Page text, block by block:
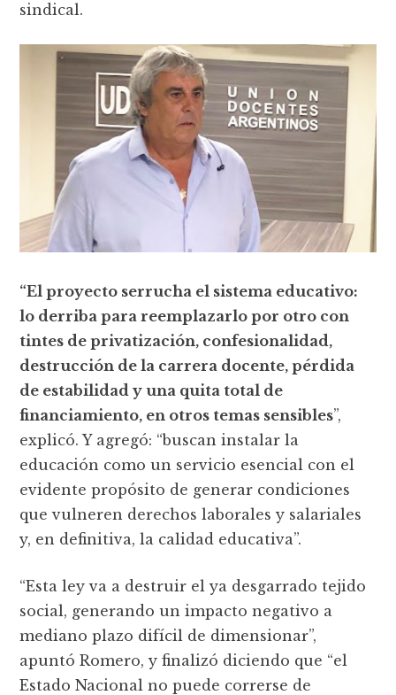
sindical.
“El proyecto serrucha el sistema educativo:
lo derriba para reemplazarlo por otro con
tintes de privatización, confesionalidad,
destrucción de la carrera docente, pérdida
de estabilidad y una quita total de
financiamiento, en otros temas sensibles”,
explicó. Y agregó: “buscan instalar la
educación como un servicio esencial con el
evidente propósito de generar condiciones
que vulneren derechos laborales y salariales
y, en definitiva, la calidad educativa”.
“Esta ley va a destruir el ya desgarrado tejido
social, generando un impacto negativo a
mediano plazo difícil de dimensionar”,
apuntó Romero, y finalizó diciendo que “el
Estado Nacional no puede correrse de